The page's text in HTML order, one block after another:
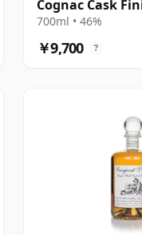
Cognac Cask
700ml • 46%
￥9,700 ?